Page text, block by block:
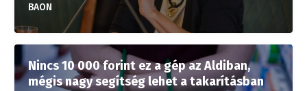
BAON
Nincs 10 000 forint ez a gép az Aldiban,
mégis nagy segítség lehet a takarításban